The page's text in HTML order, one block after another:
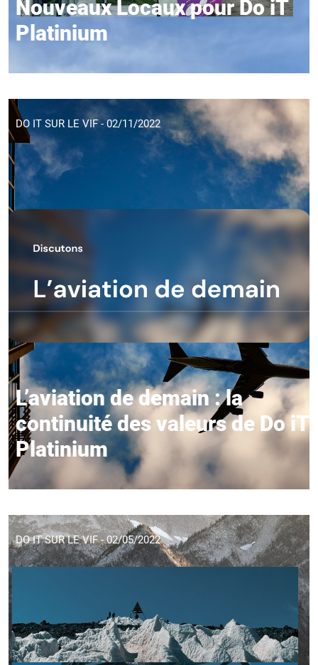
Nouveaux Locaux pour Do iT
Platinium
DO IT SUR LE VIF - 02/11/2022
L’aviation de demain : la
continuité des valeurs de Do iT
Platinium
DO IT SUR LE VIF - 02/05/2022